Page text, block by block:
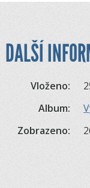
DALŠÍ
Vloženo:
Album:
Zobrazeno: